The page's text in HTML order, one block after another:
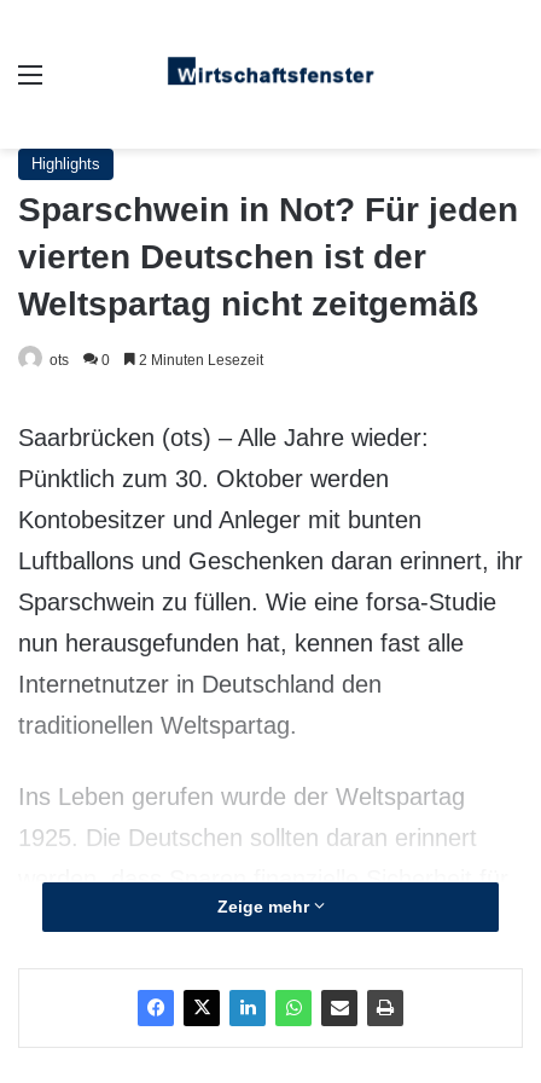
Highlights
Sparschwein in Not? Für jeden
vierten Deutschen ist der
Weltspartag nicht zeitgemäß
ots 0 2 Minuten Lesezeit
Saarbrücken (ots) – Alle Jahre wieder:
Pünktlich zum 30. Oktober werden
Kontobesitzer und Anleger mit bunten
Luftballons und Geschenken daran erinnert, ihr
Sparschwein zu füllen. Wie eine forsa-Studie
nun herausgefunden hat, kennen fast alle
Internetnutzer in Deutschland den
traditionellen Weltspartag.
Ins Leben gerufen wurde der Weltspartag
1925. Die Deutschen sollten daran erinnert
werden, dass Sparen finanzielle Sicherheit für
die Zukunft bedeutet. Eine aktuelle forsa-
Internetnutzern in Deutschland zeigt, dass
sehr viele den Weltspartag kennen (87
Zeige mehr